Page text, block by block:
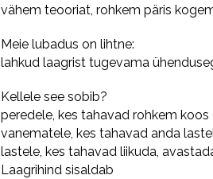
vähem teooriat, rohkem päris
Meie lubadus on lihtne:
lahkud laagrist tugevama
Kellele see sobib?
peredele, kes tahavad rohkem koos
vanematele, kes tahavad anda
lastele, kes tahavad liikuda,
Laagrihind sisaldab